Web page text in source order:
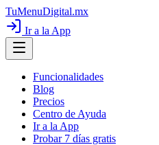
TuMenuDigital.mx
Ir a la App
Funcionalidades
Blog
Precios
Centro de Ayuda
Ir a la App
Probar 7 días gratis